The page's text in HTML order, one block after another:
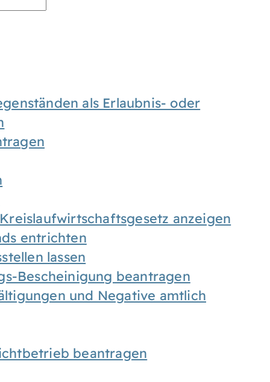
als Erlaubnis- oder
anzeigen
entrichten
lassen
Bescheinigung beantragen
und Negative amtlich
beantragen